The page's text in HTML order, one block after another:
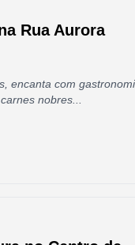
Rua Aurora
encanta com
nobres...